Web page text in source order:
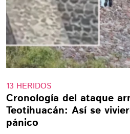
13 HERIDOS
Cronología del ataque
Teotihuacán: Así se
pánico